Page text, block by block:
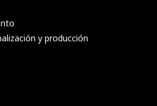
y producción